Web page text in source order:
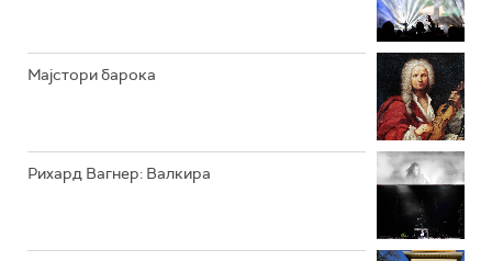
Мајстори барока
Рихард Вагнер: Валкира